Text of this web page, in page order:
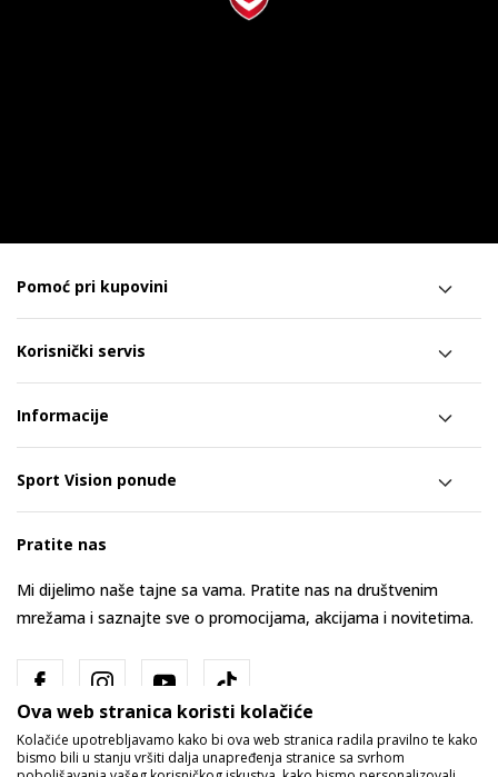
Pomoć pri kupovini
Korisnički servis
Informacije
Sport Vision ponude
Pratite nas
Mi dijelimo naše tajne sa vama. Pratite nas na društvenim
mrežama i saznajte sve o promocijama, akcijama i novitetima.
Ova web stranica koristi kolačiće
Kolačiće upotrebljavamo kako bi ova web stranica radila pravilno te kako
bismo bili u stanju vršiti dalja unapređenja stranice sa svrhom